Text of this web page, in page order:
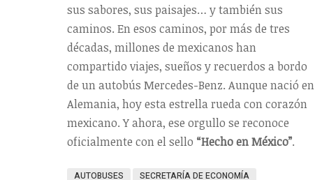
sus sabores, sus paisajes… y también sus
caminos. En esos caminos, por más de tres
décadas, millones de mexicanos han
compartido viajes, sueños y recuerdos a bordo
de un autobús Mercedes-Benz. Aunque nació en
Alemania, hoy esta estrella rueda con corazón
mexicano. Y ahora, ese orgullo se reconoce
oficialmente con el sello “Hecho en México”.
AUTOBUSES
SECRETARÍA DE ECONOMÍA